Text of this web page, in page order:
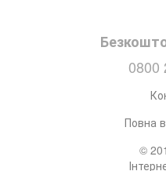
0800
Повна
©